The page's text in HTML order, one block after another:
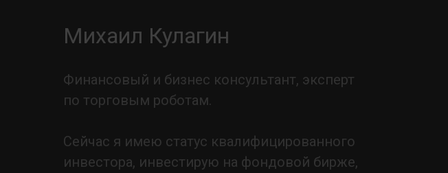
Михаил Кулагин
Финансовый и бизнес консультант, эксперт
по торговым роботам.
Сейчас я имею статус квалифицированного
инвестора, инвестирую на фондовой бирже,